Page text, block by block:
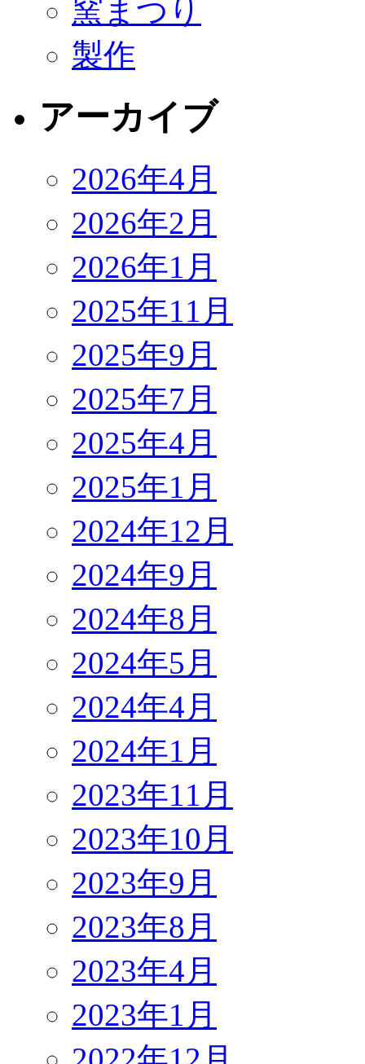
窯まつり
製作
アーカイブ
2026年4月
2026年2月
2026年1月
2025年11月
2025年9月
2025年7月
2025年4月
2025年1月
2024年12月
2024年9月
2024年8月
2024年5月
2024年4月
2024年1月
2023年11月
2023年10月
2023年9月
2023年8月
2023年4月
2023年1月